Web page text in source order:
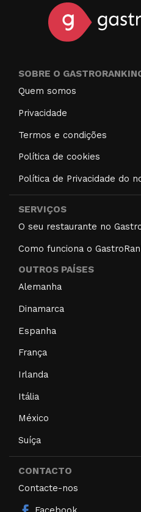
SOBRE O
Quem somos
Privacidade
Termos e condições
Política de cookies
Política de Privacidade do
SERVIÇOS
O seu restaurante no
Como funciona o
OUTROS PAÍSES
Alemanha
Dinamarca
Espanha
França
Irlanda
Itália
México
Suíça
CONTACTO
Contacte-nos